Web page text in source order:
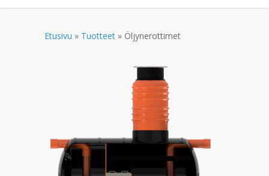
Etusivu » Tuotteet » Öljynerottimet